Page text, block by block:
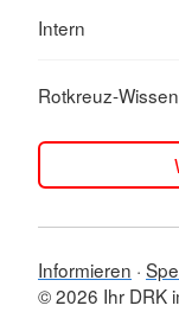
Intern
Rotkreuz-Wissen
Informieren
© 2026 Ihr DRK